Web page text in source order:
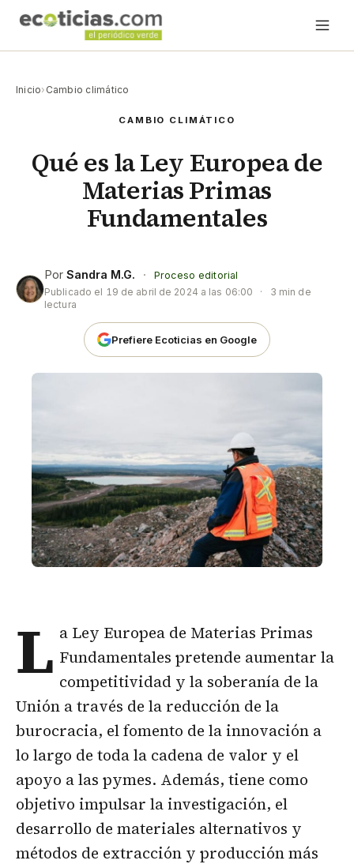
Inicio› Cambio climático
CAMBIO CLIMÁTICO
Qué es la Ley Europea de
Materias Primas
Fundamentales
Por Sandra M.G. ·
Proceso editorial
Publicado el 19 de abril de 2024 a las 06:00 ·
3 min de
lectura
Prefiere Ecoticias en Google
L a Ley Europea de Materias Primas
Fundamentales pretende aumentar la
competitividad y la soberanía de la
Unión a través de la reducción de la
burocracia, el fomento de la innovación a
lo largo de toda la cadena de valor y el
apoyo a las pymes. Además, tiene como
objetivo impulsar la investigación, el
desarrollo de materiales alternativos y
métodos de extracción y producción más